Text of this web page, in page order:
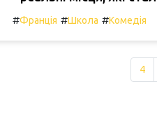
#Франція #Школа #Комедія
4